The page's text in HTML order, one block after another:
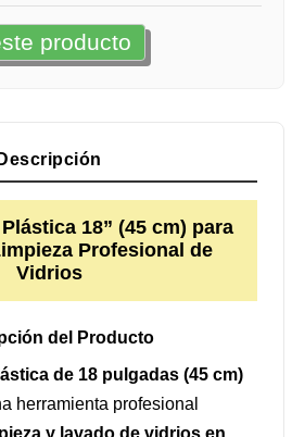
producto
Descripción
18” (45 cm) para
Profesional de
Vidrios
del Producto
de 18 pulgadas (45 cm)
herramienta profesional